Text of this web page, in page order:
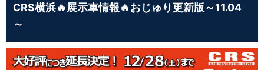
CRS横浜🔥展示車情報🔥おじゅり更新版～11.04
～